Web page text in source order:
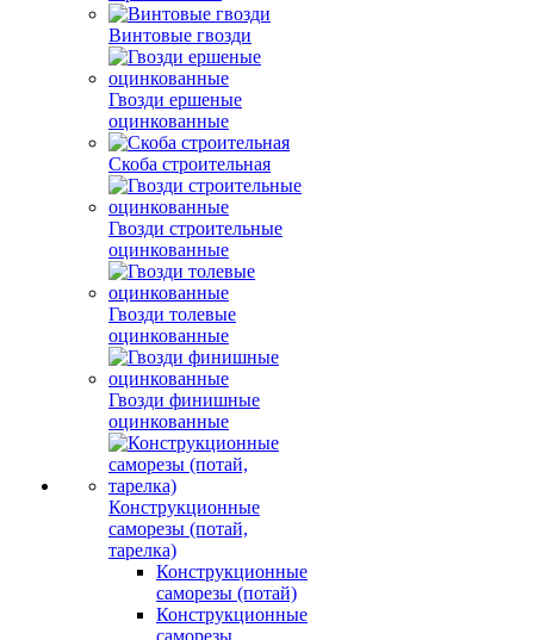
Винтовые гвозди
Гвозди ершеные
оцинкованные
Скоба строительная
Гвозди строительные
оцинкованные
Гвозди толевые
оцинкованные
Гвозди финишные
оцинкованные
Конструкционные
саморезы (потай,
тарелка)
Конструкционные
саморезы (потай)
Конструкционные
саморезы